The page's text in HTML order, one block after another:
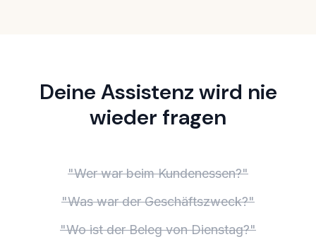
Deine Assistenz wird nie
wieder fragen
"Wer war beim Kundenessen?"
"Was war der Geschäftszweck?"
"Wo ist der Beleg von Dienstag?"